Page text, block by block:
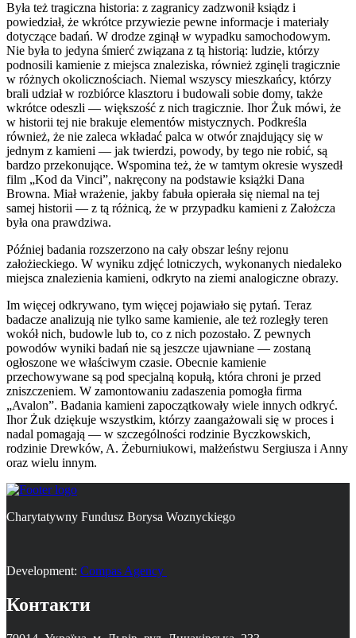
Była też tragiczna historia: z zagranicy zadzwonił ksiądz i
powiedział, że wkrótce przywiezie pewne informacje i materiały
dotyczące badań. W drodze zginął w wypadku samochodowym.
Nie była to jedyna śmierć związana z tą historią: ludzie, którzy
podnosili kamienie z miejsca znaleziska, również zginęli tragicznie
w różnych okolicznościach. Niemal wszyscy mieszkańcy, którzy
brali udział w rozbiórce klasztoru i budowali sobie domy, także
wkrótce odeszli — większość z nich tragicznie. Ihor Żuk mówi, że
w historii tej nie brakuje elementów mistycznych. Podkreśla
również, że nie zaleca wkładać palca w otwór znajdujący się w
jednym z kamieni — jak twierdzi, powody, by tego nie robić, są
bardzo przekonujące. Wspomina też, że w tamtym okresie wyszedł
film „Kod da Vinci”, nakręcony na podstawie książki Dana
Browna. Miał wrażenie, jakby fabuła opierała się niemal na tej
samej historii — z tą różnicą, że w przypadku kamieni z Założcza
była ona prawdziwa.
Później badania rozszerzono na cały obszar leśny rejonu
założieckiego. W wyniku zdjęć lotniczych, wykonanych niedaleko
miejsca znalezienia kamieni, odkryto na ziemi analogiczne obrazy.
Im więcej odkrywano, tym więcej pojawiało się pytań. Teraz
badacze analizują nie tylko same kamienie, ale też rozległy teren
wokół nich, budowle lub to, co z nich pozostało. Z pewnych
powodów wyniki badań nie są jeszcze ujawniane — zostaną
ogłoszone we właściwym czasie. Obecnie kamienie
przechowywane są pod specjalną kopułą, która chroni je przed
zniszczeniem. W zamontowaniu zadaszenia pomogła firma
„Avalon”. Badania kamieni zapoczątkowały wiele innych odkryć.
Ihor Żuk dziękuje wszystkim, którzy zaangażowali się w proces i
nadal pomagają — w szczególności rodzinie Byczkowskich,
rodzinie Drewków, A. Żeburniukowi, małżeństwu Sergiusza i Anny
oraz wielu innym.
Charytatywny Fundusz Borysa Woznyckiego
Development: Compas Agency
Контакти